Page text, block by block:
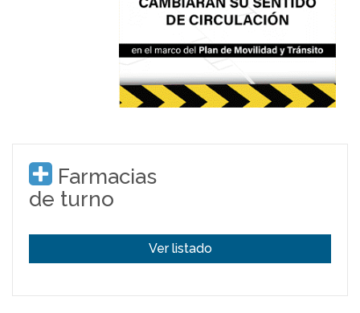
Farmacias
de turno
Ver listado